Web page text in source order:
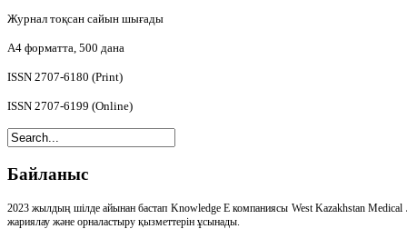
Журнал тоқсан сайын шығады
А4 форматта, 500 дана
ISSN 2707-6180 (Print)
ISSN 2707-6199 (Online)
Байланыс
2023 жылдың шілде айынан бастап Knowledge E компаниясы West Kazakhstan
жариялау және орналастыру қызметтерін ұсынады.